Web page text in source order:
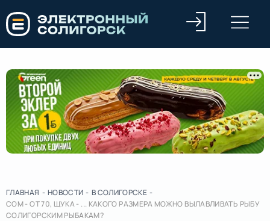
ГЛАВНАЯ - НОВОСТИ - В СОЛИГОРСКЕ -
CОМ - ОТ 70, ЩУКА - ... КАКОГО РАЗМЕРА МОЖНО ВЫЛАВЛИВАТЬ РЫБУ
СОЛИГОРСКИМ РЫБАКАМ?